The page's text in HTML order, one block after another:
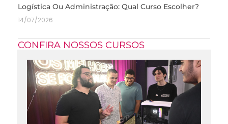
Logística Ou Administração: Qual Curso Escolher?
14/07/2026
CONFIRA NOSSOS CURSOS